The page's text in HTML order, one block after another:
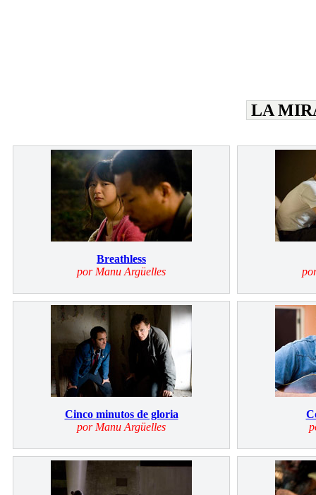
LA
Breathless
por Manu Argüelles
Cinco minutos de gloria
por Manu Argüelles